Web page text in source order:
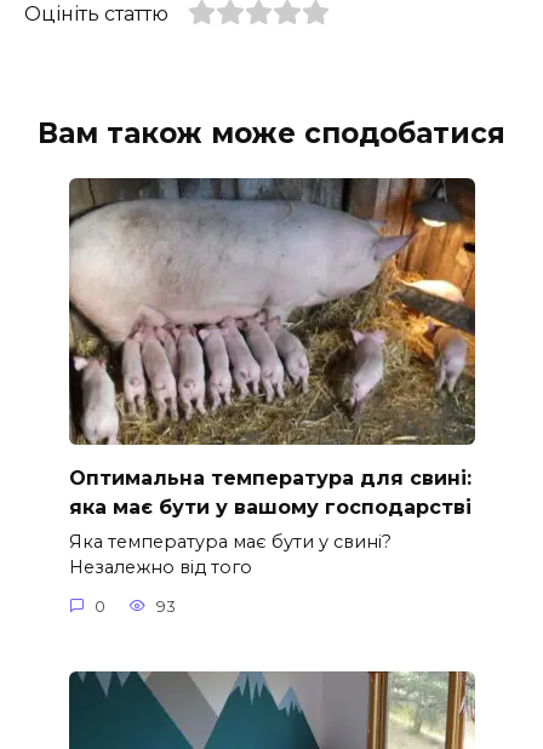
Оцініть статтю
Вам також може сподобатися
Оптимальна температура для свині:
яка має бути у вашому господарстві
Яка температура має бути у свині?
Незалежно від того
0 93